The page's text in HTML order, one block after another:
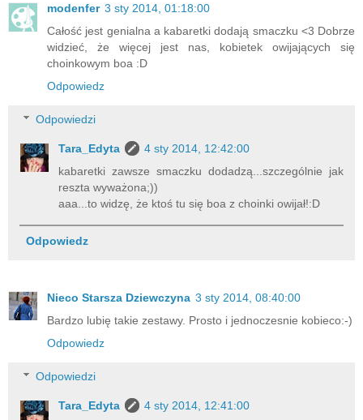
modenfer 3 sty 2014, 01:18:00
Całość jest genialna a kabaretki dodają smaczku <3 Dobrze
widzieć, że więcej jest nas, kobietek owijających się
choinkowym boa :D
Odpowiedz
Odpowiedzi
Tara_Edyta
4 sty 2014, 12:42:00
kabaretki zawsze smaczku dodadzą...szczególnie jak
reszta wyważona;))
aaa...to widzę, że ktoś tu się boa z choinki owijał!:D
Odpowiedz
Nieco Starsza Dziewczyna 3 sty 2014, 08:40:00
Bardzo lubię takie zestawy. Prosto i jednoczesnie kobieco:-)
Odpowiedz
Odpowiedzi
Tara_Edyta
4 sty 2014, 12:41:00